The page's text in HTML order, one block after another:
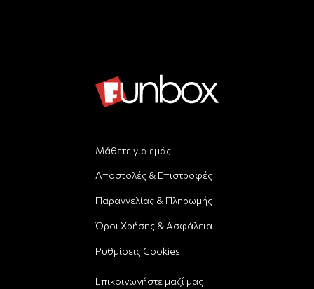
Μάθετε για εμάς
Αποστολές & Επιστροφές
Παραγγελίας & Πληρωμής
Όροι Χρήσης & Ασφάλεια
Ρυθμίσεις Cookies
Επικοινωνήστε μαζί μας